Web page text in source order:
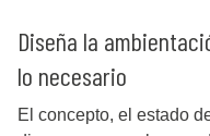
Diseña la
lo necesario
El concepto, el estado